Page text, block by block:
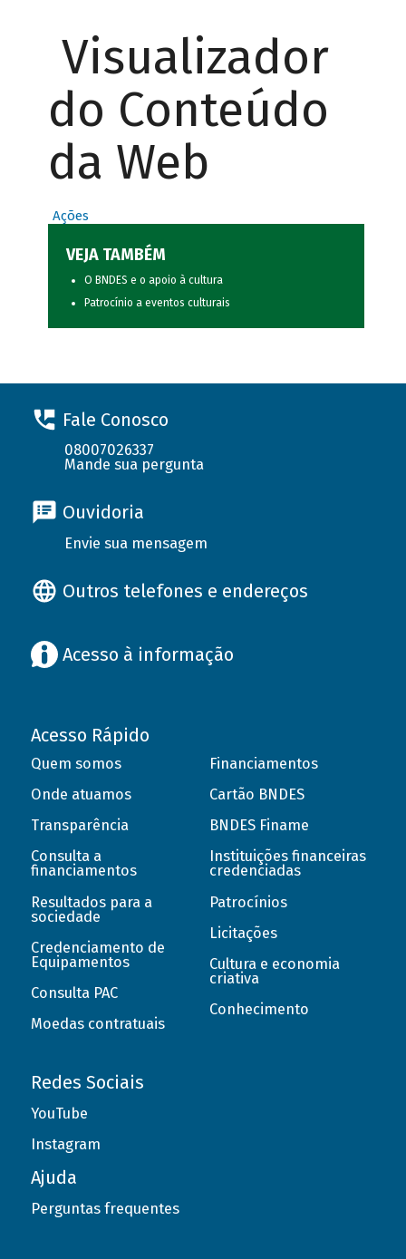
Visualizador
do Conteúdo
da Web
Ações
VEJA TAMBÉM
O BNDES e o apoio à cultura
Patrocínio a eventos culturais
Fale Conosco
08007026337
Mande sua pergunta
Ouvidoria
Envie sua mensagem
Outros telefones e endereços
Acesso à informação
Acesso Rápido
Quem somos
Onde atuamos
Transparência
Consulta a
financiamentos
Resultados para a
sociedade
Credenciamento de
Equipamentos
Consulta PAC
Moedas contratuais
Financiamentos
Cartão BNDES
BNDES Finame
Instituições financeiras
credenciadas
Patrocínios
Licitações
Cultura e economia
criativa
Conhecimento
Redes Sociais
YouTube
Instagram
Ajuda
Perguntas frequentes